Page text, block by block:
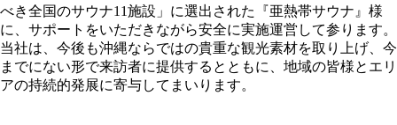
べき全国のサウナ11施設」に選出された『亜熱帯サウナ』様
に、サポートをいただきながら安全に実施運営して参ります。
当社は、今後も沖縄ならではの貴重な観光素材を取り上げ、今
までにない形で来訪者に提供するとともに、地域の皆様とエリ
アの持続的発展に寄与してまいります。